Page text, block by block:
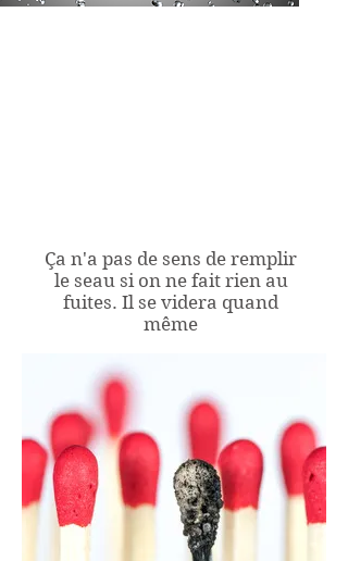
Ça n'a pas de sens de remplir
le seau si on ne fait rien au
fuites. Il se videra quand
même